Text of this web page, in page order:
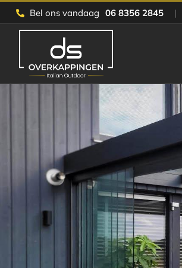
Skip
to
Bel ons vandaag 06 8356 2845 |